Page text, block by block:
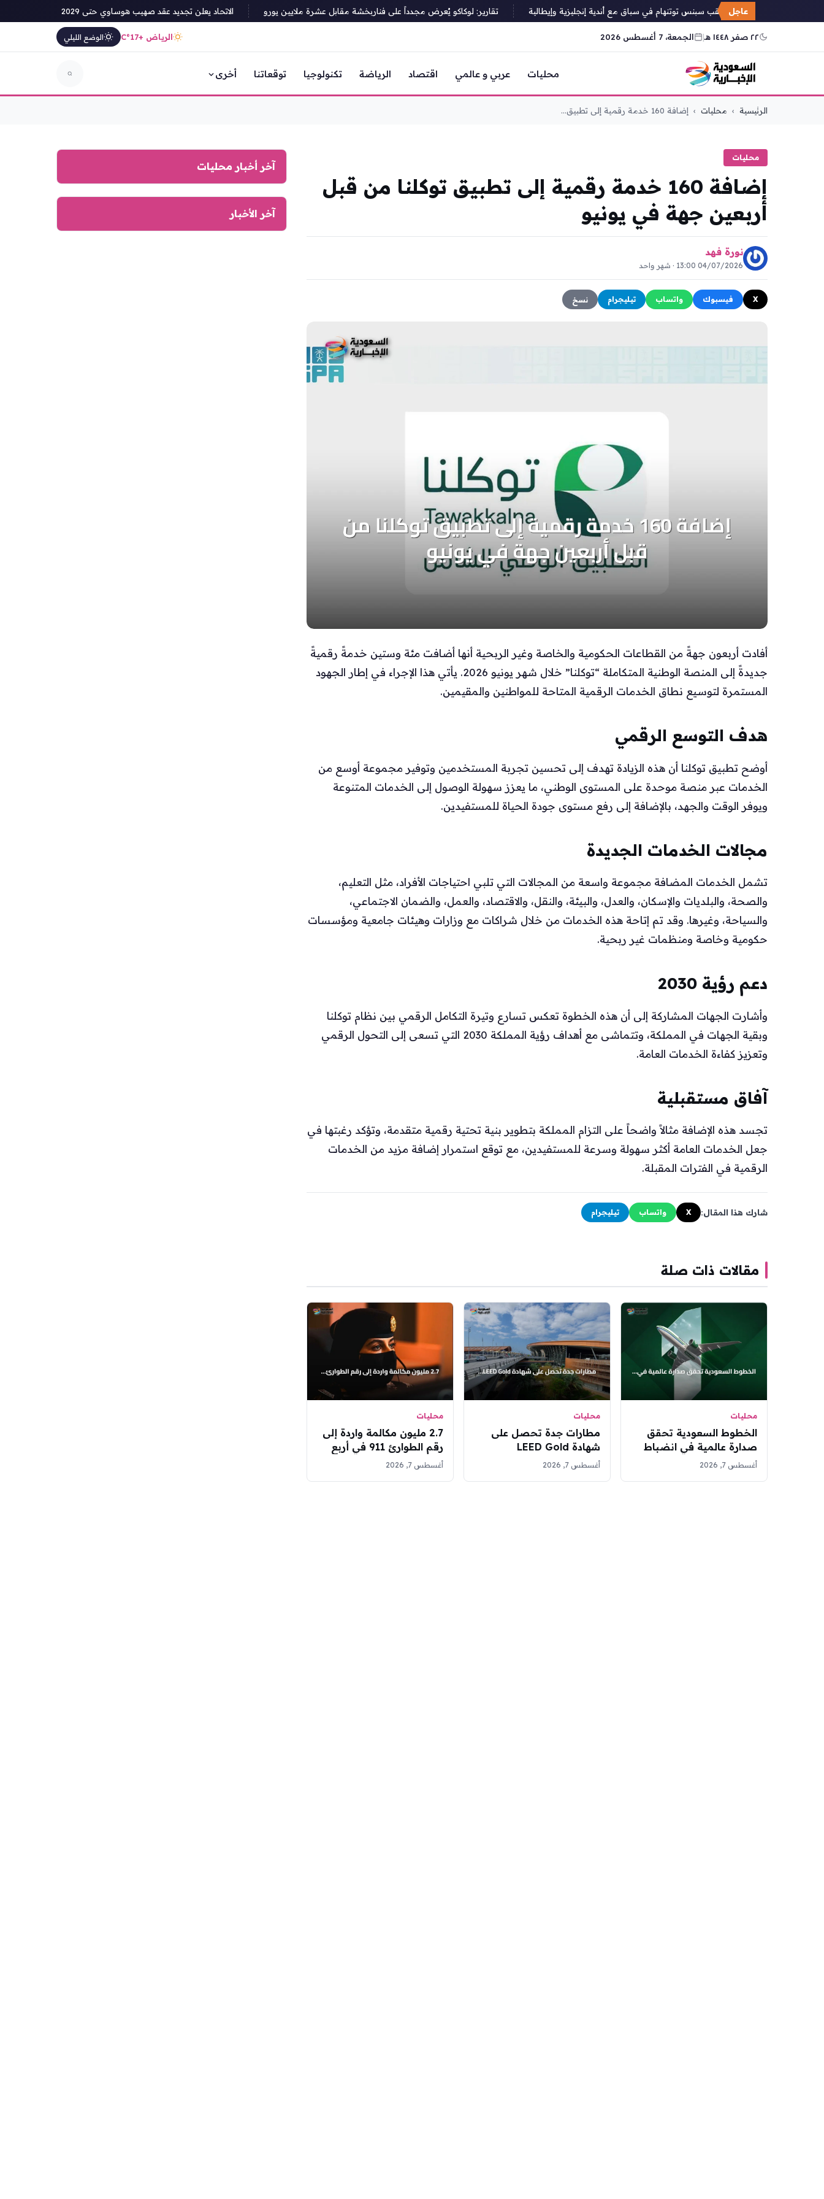
عاجل
ليفربول يتعقب سبنس توتنهام في سباق مع أندية إنجليزية وإيطالية تقارير: لوكاكو يُعرض مجدداً على فناربخشة مقابل عشرة ملايين يورو الاتحاد يعلن تجديد عقد صهيب هوساوي حتى 2029
٢٢ صفر ١٤٤٨ هـ | الجمعة، 7 أغسطس 2026 الرياض +17°C الوضع الليلي
محليات عربي و عالمي اقتصاد الرياضة تكنولوجيا توقعاتنا أخرى
الرئيسية › محليات › إضافة 160 خدمة رقمية إلى تطبيق...
محليات
إضافة 160 خدمة رقمية إلى تطبيق توكلنا من قبل
أربعين جهة في يونيو
نورة فهد
04/07/2026 13:00 · شهر واحد
X فيسبوك واتساب تيليجرام نسخ
أفادت أربعون جهةً من القطاعات الحكومية والخاصة وغير الربحية أنها أضافت مئة وستين خدمةً رقميةً
جديدةً إلى المنصة الوطنية المتكاملة “توكلنا” خلال شهر يونيو 2026. يأتي هذا الإجراء في إطار الجهود
المستمرة لتوسيع نطاق الخدمات الرقمية المتاحة للمواطنين والمقيمين.
هدف التوسع الرقمي
أوضح تطبيق توكلنا أن هذه الزيادة تهدف إلى تحسين تجربة المستخدمين وتوفير مجموعة أوسع من
الخدمات عبر منصة موحدة على المستوى الوطني، ما يعزز سهولة الوصول إلى الخدمات المتنوعة
ويوفر الوقت والجهد، بالإضافة إلى رفع مستوى جودة الحياة للمستفيدين.
مجالات الخدمات الجديدة
تشمل الخدمات المضافة مجموعة واسعة من المجالات التي تلبي احتياجات الأفراد، مثل التعليم،
والصحة، والبلديات والإسكان، والعدل، والبيئة، والنقل، والاقتصاد، والعمل، والضمان الاجتماعي،
والسياحة، وغيرها. وقد تم إتاحة هذه الخدمات من خلال شراكات مع وزارات وهيئات جامعية ومؤسسات
حكومية وخاصة ومنظمات غير ربحية.
دعم رؤية 2030
وأشارت الجهات المشاركة إلى أن هذه الخطوة تعكس تسارع وتيرة التكامل الرقمي بين نظام توكلنا
وبقية الجهات في المملكة، وتتماشى مع أهداف رؤية المملكة 2030 التي تسعى إلى التحول الرقمي
وتعزيز كفاءة الخدمات العامة.
آفاق مستقبلية
تجسد هذه الإضافة مثالاً واضحاً على التزام المملكة بتطوير بنية تحتية رقمية متقدمة، وتؤكد رغبتها في
جعل الخدمات العامة أكثر سهولة وسرعة للمستفيدين، مع توقع استمرار إضافة مزيد من الخدمات
الرقمية في الفترات المقبلة.
شارك هذا المقال: X واتساب تيليجرام
مقالات ذات صلة
محليات
الخطوط السعودية تحقق
صدارة عالمية في انضباط
مواعيد الوصول لشهر يوليو
أغسطس 7, 2026
محليات
مطارات جدة تحصل على
شهادة LEED Gold
وترخيص أول مركز عروض
أغسطس 7, 2026
محليات
2.7 مليون مكالمة واردة إلى
رقم الطوارئ 911 في أربع
مناطق سعودية خلال يوليو
أغسطس 7, 2026
آخر أخبار محليات
آخر الأخبار